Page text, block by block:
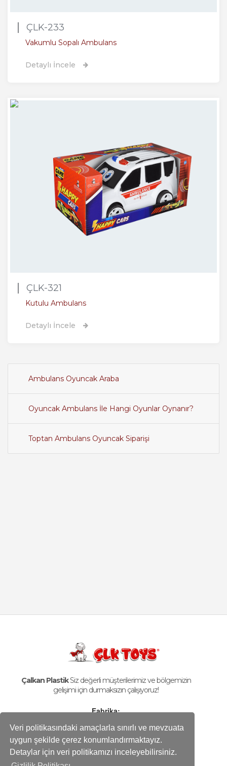
Veri politikasındaki amaçlarla sınırlı ve mevzuata
uygun şekilde çerez konumlandırmaktayız.
Detaylar için veri politikamızı inceleyebilirsiniz.
ÇLK-233
Vakumlu Sopalı Ambulans
Detaylı İncele
ÇLK-321
Kutulu Ambulans
Detaylı İncele
Ambulans Oyuncak Araba
Oyuncak Ambulans İle Hangi Oyunlar Oynanır?
Toptan Ambulans Oyuncak Siparişi
Çalkan PlastikSiz değerli müşterilerimiz ve bölgemizin
gelişimi için durmaksızın çalışıyoruz!
Fabrika:
Karaağaç Mah. Hadımköy İstanbul Cd. No:10/1B
Büyükçekmece - İstanbul / Türkiye
Telefon
+90-212 858 25 50 (pbx)